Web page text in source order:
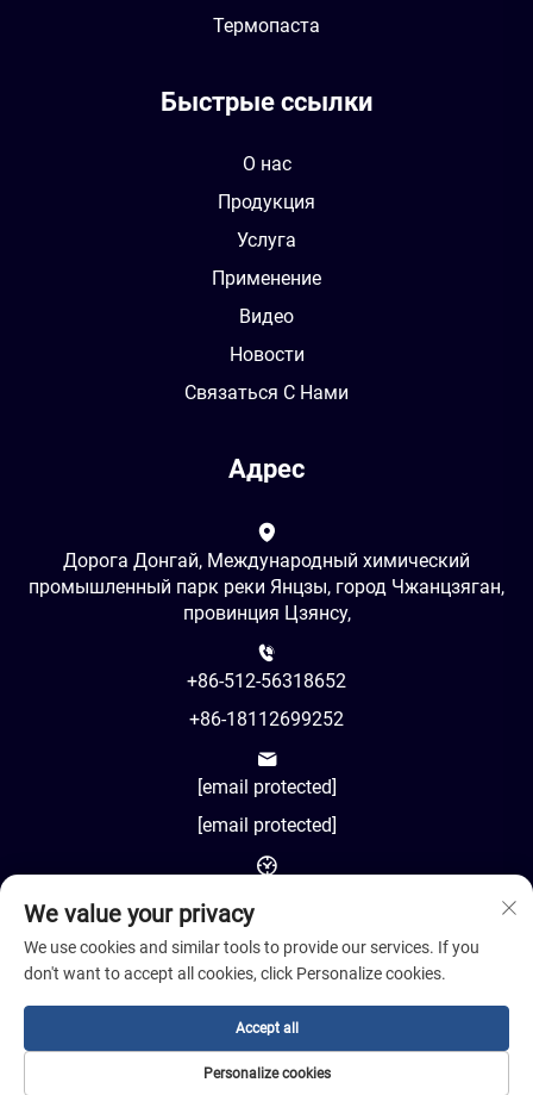
Термопаста
Быстрые ссылки
О нас
Продукция
Услуга
Применение
Видео
Новости
Связаться С Нами
Адрес
Дорога Донгай, Международный химический
промышленный парк реки Янцзы, город Чжанцзяган,
провинция Цзянсу,
+86-512-56318652
+86-18112699252
[email protected]
[email protected]
Авторское право © 2024 Jiangsu Cosil Advanced Material
Co., Ltd.
Политика конфиденциальности
We value your privacy
We use cookies and similar tools to provide our services. If you
don't want to accept all cookies, click Personalize cookies.
Personalize cookies
Accept all